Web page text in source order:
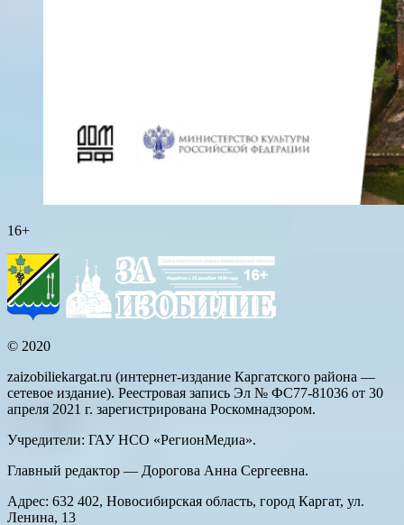
16+
© 2020
zaizobiliekargat.ru (интернет-издание Каргатского района —
сетевое издание). Реестровая запись Эл № ФС77-81036 от 30
апреля 2021 г. зарегистрирована Роскомнадзором.
Учредители: ГАУ НСО «РегионМедиа».
Главный редактор — Дорогова Анна Сергеевна.
Адрес: 632 402, Новосибирская область, город Каргат, ул.
Ленина, 13